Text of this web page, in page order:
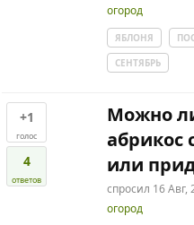
огород
ЯБЛОНЯ
СЕНТЯБРЬ
+1
голос
4
ответов
Можно
абрикос
или
спросил 16 Авг,
огород